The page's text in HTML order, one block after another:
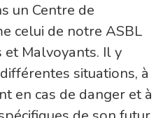
un Centre de
celui de notre ASBL
et Malvoyants. Il y
situations, à
en cas de danger et à